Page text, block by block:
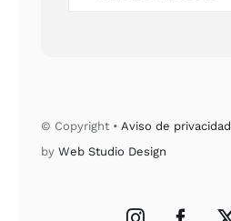
© Copyright • Aviso de privacidad
byWeb Studio Design